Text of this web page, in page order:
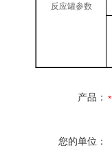
反应罐参数
产品：
您的单位：